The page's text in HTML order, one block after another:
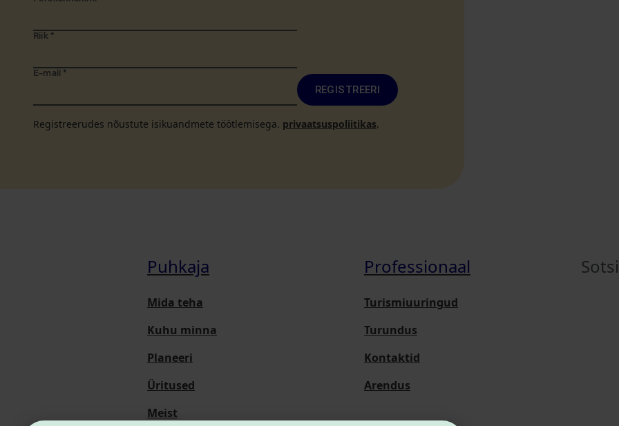
Riik *
E-mail *
REGISTREERI
Registreerudes nõustute isikuandmete töötlemisega. privaatsuspoliitikas.
Puhkaja
Mida teha
Kuhu minna
Planeeri
Üritused
Meist
Professionaal
Turismiuuringud
Turundus
Kontaktid
Arendus